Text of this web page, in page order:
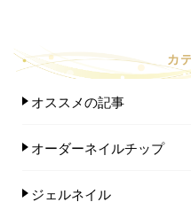
カ
オススメの記事
オーダーネイルチップ
ジェルネイル